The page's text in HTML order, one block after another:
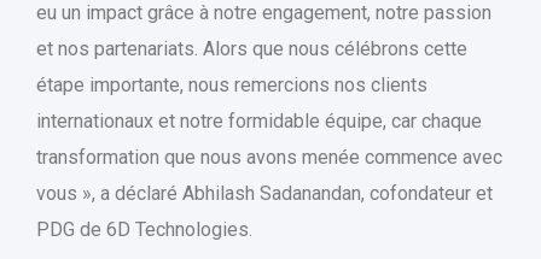
eu un impact grâce à notre engagement, notre passion
et nos partenariats. Alors que nous célébrons cette
étape importante, nous remercions nos clients
internationaux et notre formidable équipe, car chaque
transformation que nous avons menée commence avec
vous », a déclaré Abhilash Sadanandan, cofondateur et
PDG de 6D Technologies.